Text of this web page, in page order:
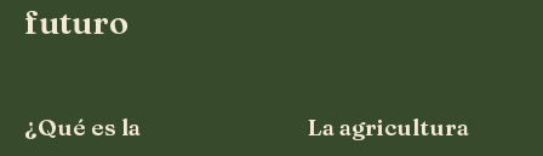
futuro
¿Qué es la
La agricultura